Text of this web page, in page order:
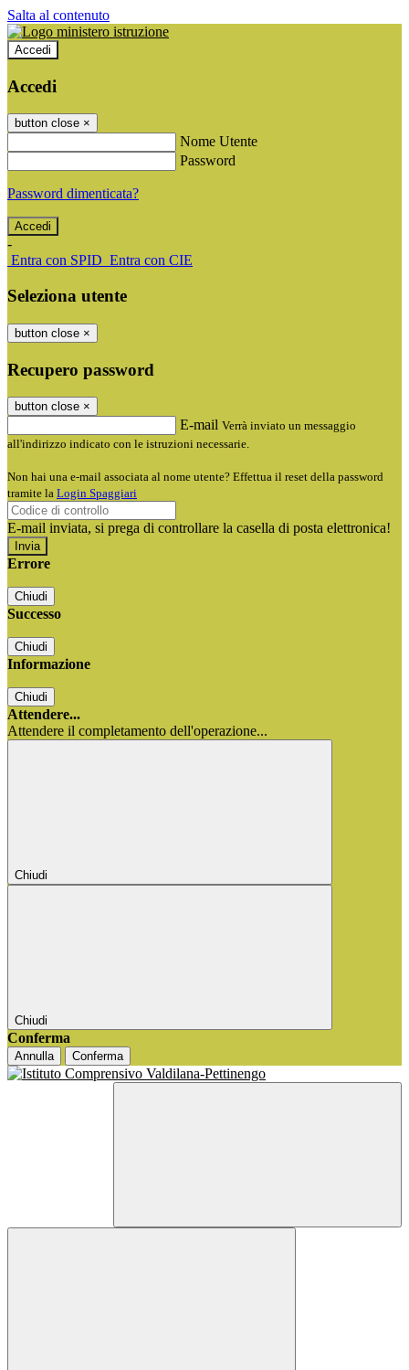
Salta al contenuto
Accedi
Accedi
button close ×
Nome Utente
Password
Password dimenticata?
-
Entra con SPID Entra con CIE
Seleziona utente
button close ×
Recupero password
button close ×
E-mail Verrà inviato un messaggio
all'indirizzo indicato con le istruzioni necessarie.
Non hai una e-mail associata al nome utente? Effettua il reset della password
tramite la Login Spaggiari
E-mail inviata, si prega di controllare la casella di posta elettronica!
Errore
Chiudi
Successo
Chiudi
Informazione
Chiudi
Attendere...
Attendere il completamento dell'operazione...
Chiudi
Chiudi
Conferma
Annulla Conferma